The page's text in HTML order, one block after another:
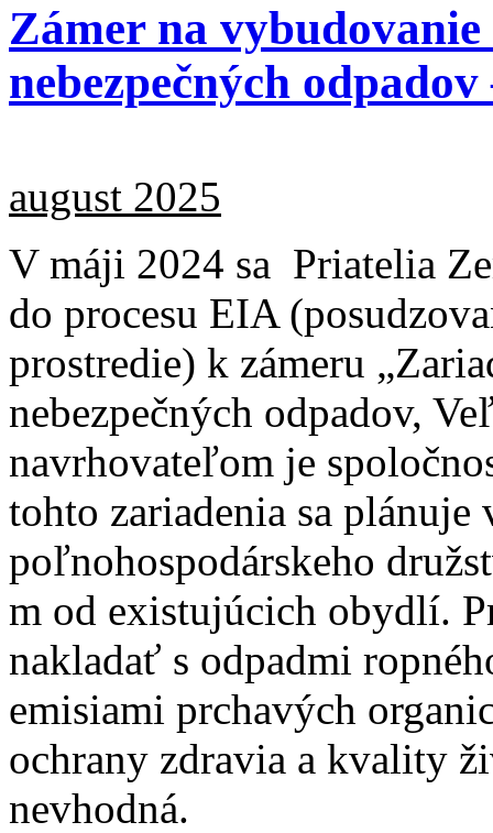
Zámer na
nebezpečných
august 2025
V máji 2024 sa Priatelia
do procesu EIA
prostredie) k zámeru
nebezpečných odpadov,
navrhovateľom je
tohto zariadenia sa plánuje
poľnohospodárskeho
m od existujúcich obydlí.
nakladať s odpadmi
emisiami prchavých
ochrany zdravia a kvality
nevhodná.